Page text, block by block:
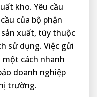
kho. Yêu cầu
của bộ phận
xuất, tùy thuộc
sử dụng. Việc gửi
một cách nhanh
doanh nghiệp
trường.